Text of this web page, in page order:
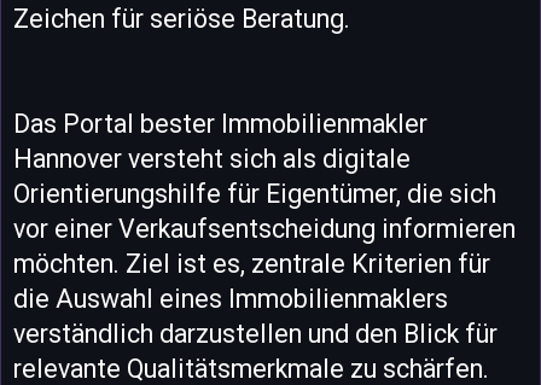
Zeichen für seriöse Beratung.
Das Portal bester Immobilienmakler
Hannover versteht sich als digitale
Orientierungshilfe für Eigentümer, die sich
vor einer Verkaufsentscheidung informieren
möchten. Ziel ist es, zentrale Kriterien für
die Auswahl eines Immobilienmaklers
verständlich darzustellen und den Blick für
relevante Qualitätsmerkmale zu schärfen.